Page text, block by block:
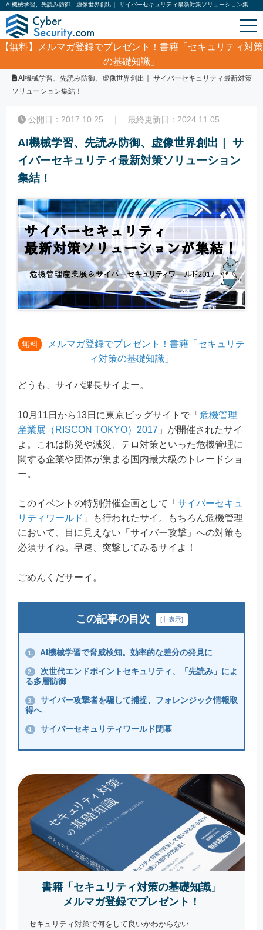
【無料】
メルマガ登録でプレゼント！書籍「セキュリティ対策
の基礎知識」
セミナーレポート/
AI機械学習、先読み防御、虚像世界創出｜ サイバーセキュリティ最新対策
ソリューション集結！
公開日：2017.10.25 ｜ 最終更新日：2024.11.05
AI機械学習、先読み防御、虚像世界創出｜ サ
イバーセキュリティ最新対策ソリューション
集結！
無料
メルマガ登録でプレゼント！書籍「セキュリテ
ィ対策の基礎知識」
どうも、サイバ課長サイよー。
10月11日から13日に東京ビッグサイトで「 危機管理
産業展（RISCON TOKYO）2017 」が開催されたサイ
よ。これは防災や減災、テロ対策といった危機管理に
関する企業や団体が集まる国内最大級のトレードショ
ー。
このイベントの特別併催企画として「 サイバーセキュ
リティワールド 」も行われたサイ。もちろん危機管理
において、目に見えない「サイバー攻撃」への対策も
必須サイね。早速、突撃してみるサイよ！
ごめんくだサーイ。
この記事の目次 [非表示]
1. AI機械学習で脅威検知。効率的な差分の発見に
2.
次世代エンドポイントセキュリティ、「先読み」によ
る多層防御
3.
サイバー攻撃者を騙して捕捉、フォレンジック情報取
得へ
4. サイバーセキュリティワールド閉幕
書籍「セキュリティ対策の基礎知識」
メルマガ登録でプレゼント！
セキュリティ対策で何をして良いかわからない